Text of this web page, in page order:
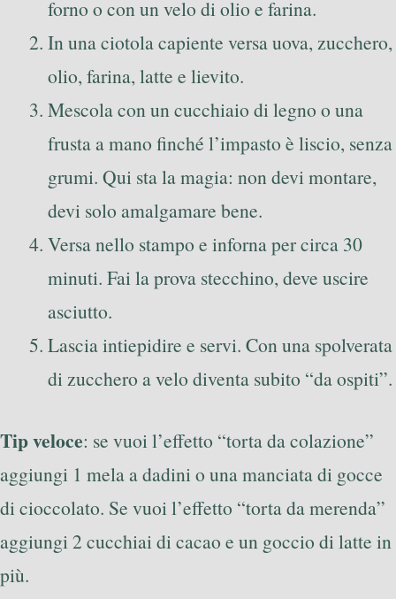
forno o con un velo di olio e farina.
In una ciotola capiente versa uova, zucchero,
olio, farina, latte e lievito.
Mescola con un cucchiaio di legno o una
frusta a mano finché l’impasto è liscio, senza
grumi. Qui sta la magia: non devi montare,
devi solo amalgamare bene.
Versa nello stampo e inforna per circa 30
minuti. Fai la prova stecchino, deve uscire
asciutto.
Lascia intiepidire e servi. Con una spolverata
di zucchero a velo diventa subito “da ospiti”.
Tip veloce: se vuoi l’effetto “torta da colazione”
aggiungi 1 mela a dadini o una manciata di gocce
di cioccolato. Se vuoi l’effetto “torta da merenda”
aggiungi 2 cucchiai di cacao e un goccio di latte in
più.